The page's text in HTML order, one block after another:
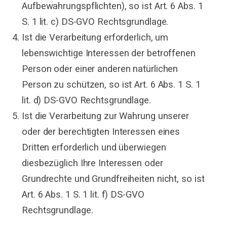
Aufbewahrungspflichten), so ist Art. 6 Abs. 1
S. 1 lit. c) DS-GVO Rechtsgrundlage.
Ist die Verarbeitung erforderlich, um
lebenswichtige Interessen der betroffenen
Person oder einer anderen natürlichen
Person zu schützen, so ist Art. 6 Abs. 1 S. 1
lit. d) DS-GVO Rechtsgrundlage.
Ist die Verarbeitung zur Wahrung unserer
oder der berechtigten Interessen eines
Dritten erforderlich und überwiegen
diesbezüglich Ihre Interessen oder
Grundrechte und Grundfreiheiten nicht, so ist
Art. 6 Abs. 1 S. 1 lit. f) DS-GVO
Rechtsgrundlage.